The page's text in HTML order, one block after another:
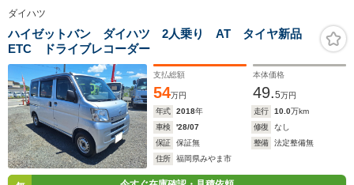
ダイハツ
ハイゼットバン ダイハツ 2人乗り AT タイヤ新品
ETC ドライブレコーダー
支払総額
54万円
本体価格
49.5万円
年式
2018年 走行 10.0万km
車検
'28/07 修復
なし
保証
保証無 整備
法定整備無
住所
福岡県みやま市